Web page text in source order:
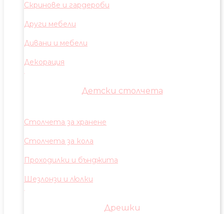
Скринове и гардероби
Други мебели
Дивани и мебели
Декорация
Детски столчета
Столчета за хранене
Столчета за кола
Проходилки и бънджита
Шезлонзи и люлки
Дрешки